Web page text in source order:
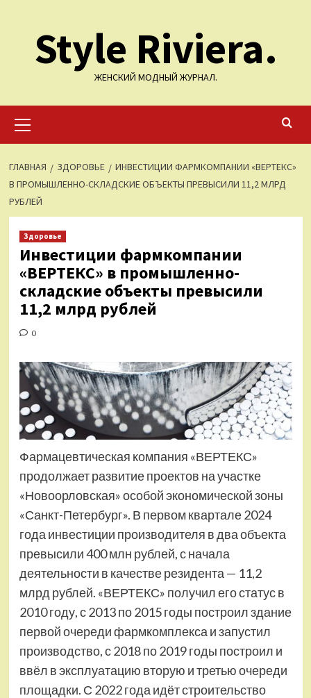
содержимомуStyle Riviera.
ЖЕНСКИЙ МОДНЫЙ ЖУРНАЛ.
меню
ГЛАВНАЯ ЗДОРОВЬЕ
ИНВЕСТИЦИИ ФАРМКОМПАНИИ «ВЕРТЕКС»
В ПРОМЫШЛЕННО-СКЛАДСКИЕ ОБЪЕКТЫ ПРЕВЫСИЛИ 11,2 МЛРД
РУБЛЕЙ
Здоровье
Инвестиции фармкомпании
«ВЕРТЕКС» в промышленно-
складские объекты превысили
11,2 млрд рублей
0
Фармацевтическая компания «ВЕРТЕКС»
продолжает развитие проектов на участке
«Новоорловская» особой экономической зоны
«Санкт-Петербург». В первом квартале 2024
года инвестиции производителя в два объекта
превысили 400 млн рублей, с начала
деятельности в качестве резидента — 11,2
млрд рублей. «ВЕРТЕКС» получил его статус в
2010 году, с 2013 по 2015 годы построил здание
первой очереди фармкомплекса и запустил
производство, с 2018 по 2019 годы построил и
ввёл в эксплуатацию вторую и третью очереди
площадки. С 2022 года идёт строительство